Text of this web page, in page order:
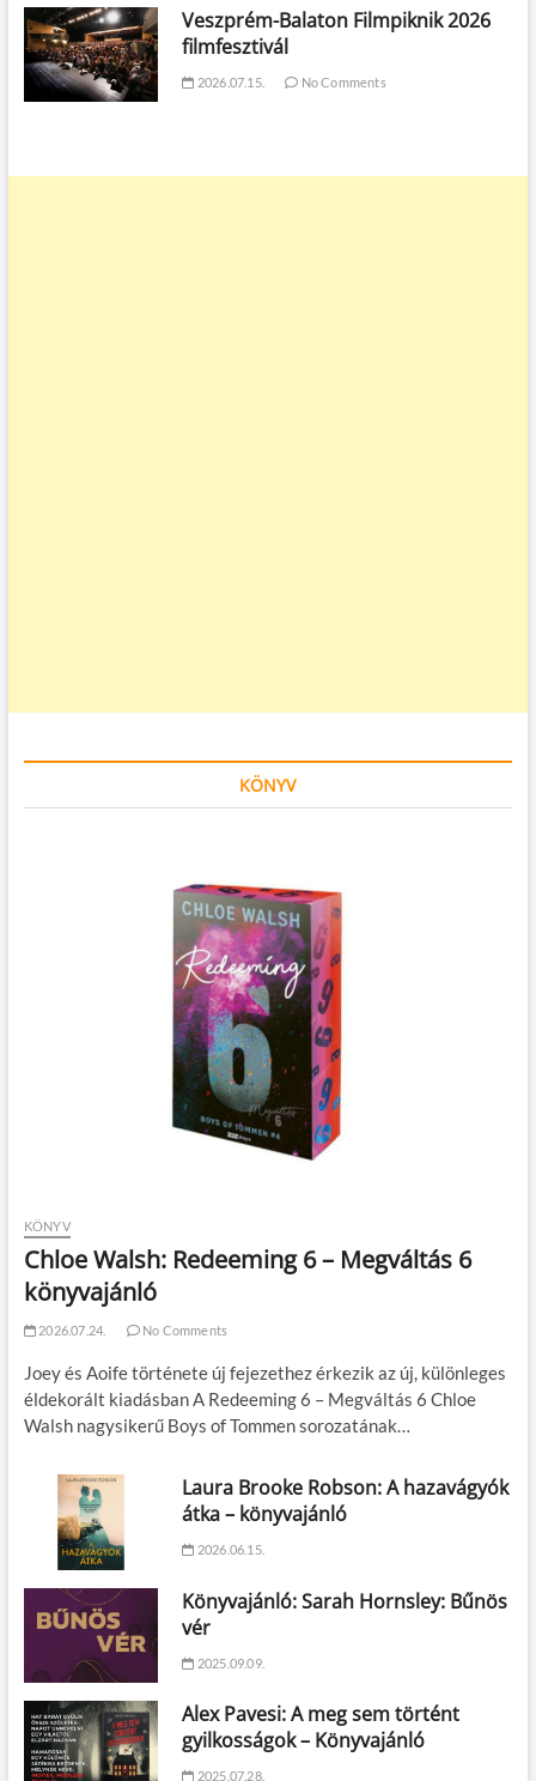
Veszprém-Balaton Filmpiknik 2026
filmfesztivál
2026.07.15. No Comments
KÖNYV
KÖNYV
Chloe Walsh: Redeeming 6 – Megváltás 6
könyvajánló
2026.07.24. No Comments
Joey és Aoife története új fejezethez érkezik az új, különleges
éldekorált kiadásban A Redeeming 6 – Megváltás 6 Chloe
Walsh nagysikerű Boys of Tommen sorozatának…
Laura Brooke Robson: A hazavágyók
átka – könyvajánló
2026.06.15.
Könyvajánló: Sarah Hornsley: Bűnös
vér
2025.09.09.
Alex Pavesi: A meg sem történt
gyilkosságok – Könyvajánló
2025.07.28.